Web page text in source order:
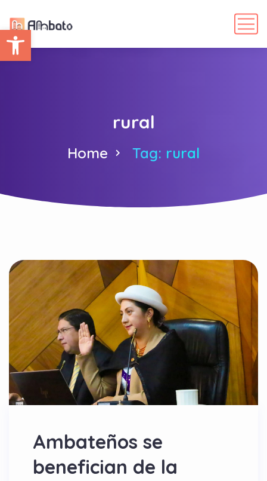
Abrir barra de herramientas
rural
Home Tag: rural
Ambateños se
benefician de la